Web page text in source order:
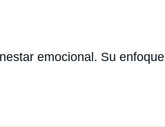
emocional. Su enfoque